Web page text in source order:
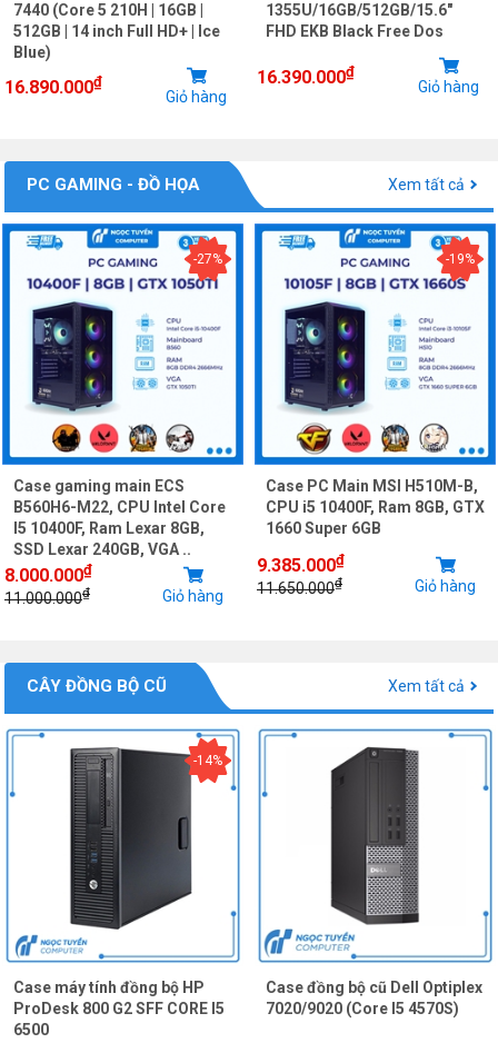
7440 (Core 5 210H | 16GB |
512GB | 14 inch Full HD+ | Ice
Blue)
16.890.000₫
Giỏ hàng
1355U/16GB/512GB/15.6"
FHD EKB Black Free Dos
16.390.000₫
Giỏ hàng
PC GAMING - ĐỒ HỌA Xem tất cả
-27%
Case gaming main ECS
B560H6-M22, CPU Intel Core
I5 10400F, Ram Lexar 8GB,
SSD Lexar 240GB, VGA ..
8.000.000₫
11.000.000₫ Giỏ hàng
-19%
Case PC Main MSI H510M-B,
CPU i5 10400F, Ram 8GB, GTX
1660 Super 6GB
9.385.000₫
11.650.000₫ Giỏ hàng
CÂY ĐỒNG BỘ CŨ Xem tất cả
-14%
Case máy tính đồng bộ HP
ProDesk 800 G2 SFF CORE I5
6500
Case đồng bộ cũ Dell Optiplex
7020/9020 (Core I5 4570S)